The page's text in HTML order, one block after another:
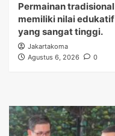
Permainan tradisional
memiliki nilai edukatif
yang sangat tinggi.
Jakartakoma
Agustus 6, 2026
0